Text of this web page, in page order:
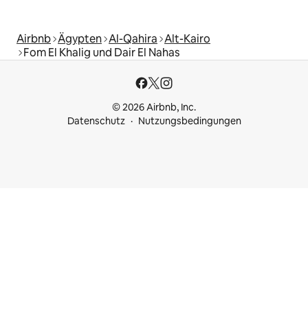
Airbnb Ägypten Al-Qahira Alt-Kairo
Fom El Khalig und Dair El Nahas
© 2026 Airbnb, Inc.
Datenschutz
Nutzungsbedingungen